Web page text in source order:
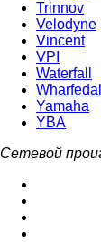
Trinnov
Velodyne
Vincent
VPI
Waterfall
Yamaha
YBA
Сетевой